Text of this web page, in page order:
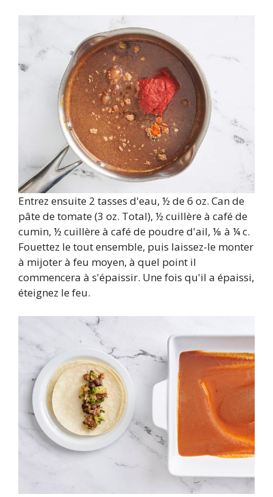
Entrez ensuite 2 tasses d'eau, ½ de 6 oz. Can de
pâte de tomate (3 oz. Total), ½ cuillère à café de
cumin, ½ cuillère à café de poudre d'ail, ⅛ à ¼ c.
Fouettez le tout ensemble, puis laissez-le monter
à mijoter à feu moyen, à quel point il
commencera à s'épaissir. Une fois qu'il a épaissi,
éteignez le feu.